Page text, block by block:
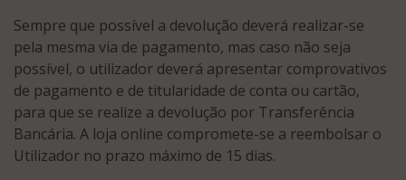
Sempre que possível a devolução deverá realizar-se
pela mesma via de pagamento, mas caso não seja
possível, o utilizador deverá apresentar comprovativos
de pagamento e de titularidade de conta ou cartão,
para que se realize a devolução por Transferência
Bancária. A loja online compromete-se a reembolsar o
Utilizador no prazo máximo de 15 dias.